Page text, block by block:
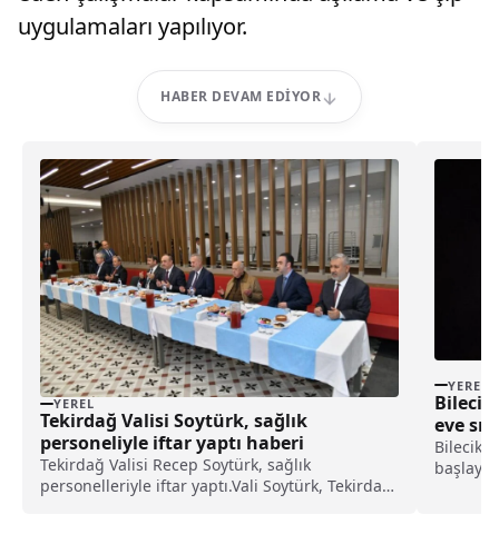
uygulamaları yapılıyor.
HABER DEVAM EDIYOR
YEREL
Tekirdağ Valisi Soytürk, sağlık
personeliyle iftar yaptı haberi
Tekirdağ Valisi Recep Soytürk, sağlık
personelleriyle iftar yaptı.Vali Soytürk, Tekirdağ
YEREL
eve